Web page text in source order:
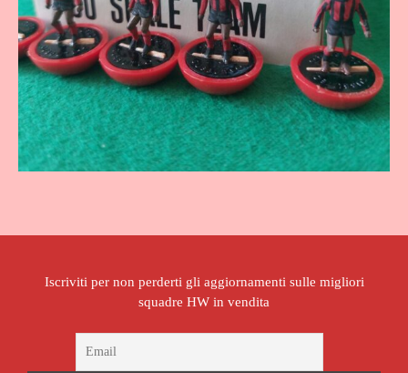
Iscriviti per non perderti gli aggiornamenti sulle migliori
squadre HW in vendita